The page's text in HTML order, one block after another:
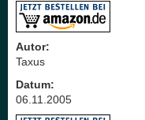
Autor:
Taxus
Datum:
06.11.2005